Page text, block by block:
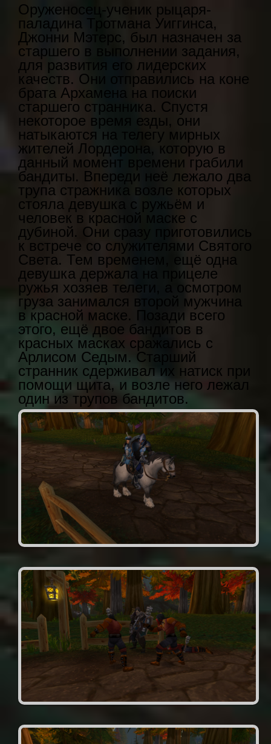
Оруженосец-ученик рыцаря-
паладина Тротмана Уиггинса,
Джонни Мэтерс, был назначен за
старшего в выполнении задания,
для развития его лидерских
качеств. Они отправились на коне
брата Архамена на поиски
старшего странника. Спустя
некоторое время езды, они
натыкаются на телегу мирных
жителей Лордерона, которую в
данный момент времени грабили
бандиты. Впереди неё лежало два
трупа стражника возле которых
стояла девушка с ружьём и
человек в красной маске с
дубиной. Они сразу приготовились
к встрече со служителями Святого
Света. Тем временем, ещё одна
девушка держала на прицеле
ружья хозяев телеги, а осмотром
груза занимался второй мужчина
в красной маске. Позади всего
этого, ещё двое бандитов в
красных масках сражались с
Арлисом Седым. Старший
странник сдерживал их натиск при
помощи щита, и возле него лежал
один из трупов бандитов.